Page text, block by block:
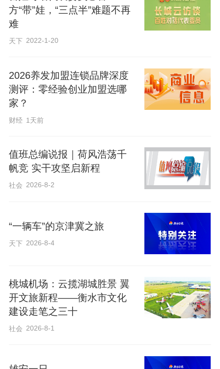
方“带”娃，“三点半”难题不再
难
天下 2022-1-20
2026养发加盟连锁品牌深度
测评：零经验创业加盟选哪
家？
财经 1天前
值班总编说报｜荷风浩荡千
帆竞 实干攻坚启新程
社会 2026-8-2
“一辆车”的京津冀之旅
天下 2026-8-4
​桃城机场：云揽湖城胜景 翼
开文旅新程——衡水市文化
建设走笔之三十
社会 2026-8-1